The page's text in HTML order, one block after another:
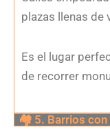
plazas llenas de
Es el lugar
de recorrer
🏘 5. Barrios con